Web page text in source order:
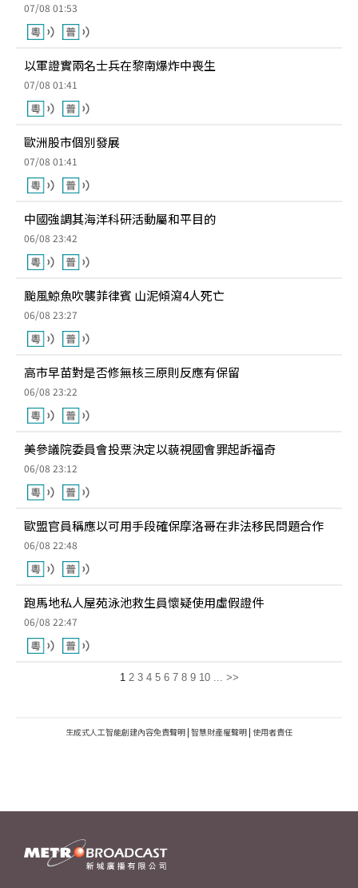
07/08 01:53
以軍證實兩名士兵在黎南爆炸中喪生
07/08 01:41
歐洲股市個別發展
07/08 01:41
中國強調其海洋科研活動屬和平目的
06/08 23:42
颱風鯨魚吹襲菲律賓 山泥傾瀉4人死亡
06/08 23:27
高市早苗對是否修無核三原則反應有保留
06/08 23:22
美參議院委員會投票決定以藐視國會罪起訴福奇
06/08 23:12
歐盟官員稱應以可用手段確保摩洛哥在非法移民問題合作
06/08 22:48
跑馬地私人屋苑泳池救生員懷疑使用虛假證件
06/08 22:47
1 2 3 4 5 6 7 8 9 10 ... >>
生成式人工智能創建內容免責聲明 | 智慧財產權聲明 | 使用者責任